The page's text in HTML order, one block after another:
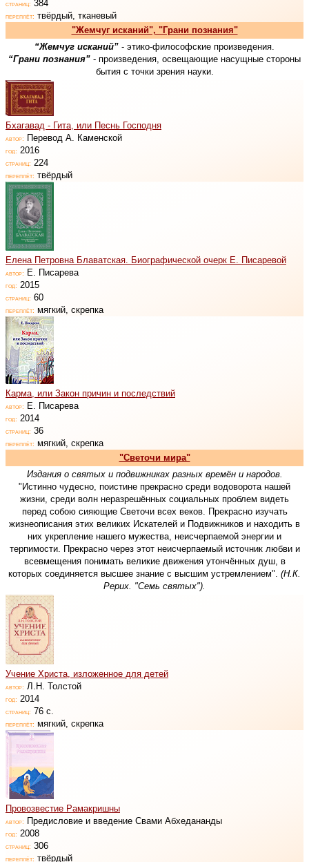
страниц: 384
переплёт: твёрдый, тканевый
"Жемчуг исканий", "Грани познания"
“Жемчуг исканий” - этико-философские произведения.
“Грани познания” - произведения, освещающие насущные стороны
бытия с точки зрения науки.
Бхагавад - Гита, или Песнь Господня
автор: Перевод А. Каменской
год: 2016
страниц: 224
переплёт: твёрдый
Елена Петровна Блаватская. Биографической очерк Е. Писаревой
автор: Е. Писарева
год: 2015
страниц: 60
переплёт: мягкий, скрепка
Карма, или Закон причин и последствий
автор: Е. Писарева
год: 2014
страниц: 36
переплёт: мягкий, скрепка
"Светочи мира"
Издания о святых и подвижниках разных времён и народов.
"Истинно чудесно, поистине прекрасно среди водоворота нашей
жизни, среди волн неразрешённых социальных проблем видеть
перед собою сияющие Светочи всех веков. Прекрасно изучать
жизнеописания этих великих Искателей и Подвижников и находить в
них укрепление нашего мужества, неисчерпаемой энергии и
терпимости. Прекрасно через этот неисчерпаемый источник любви и
всевмещения понимать великие движения утончённых душ, в
которых соединяется высшее знание с высшим устремлением". (Н.К.
Рерих. "Семь святых").
Учение Христа, изложенное для детей
автор: Л.Н. Толстой
год: 2014
страниц: 76 с.
переплёт: мягкий, скрепка
Провозвестие Рамакришны
автор: Предисловие и введение Свами Абхедананды
год: 2008
страниц: 306
переплёт: твёрдый